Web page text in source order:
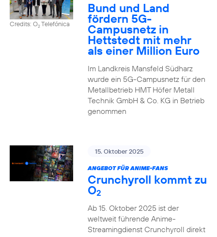
Credits: O2Telefónica
Bund und Land
fördern 5G-
Campusnetz in
Hettstedt mit mehr
als einer Million Euro
Im Landkreis Mansfeld Südharz
wurde ein 5G-Campusnetz für den
Metallbetrieb HMT Höfer Metall
Technik GmbH & Co. KG in Betrieb
genommen
15. Oktober 2025
ANGEBOT FÜR ANIME-FANS
Crunchyroll kommt zu
O2
Ab 15. Oktober 2025 ist der
weltweit führende Anime-
Streamingdienst Crunchyroll direkt